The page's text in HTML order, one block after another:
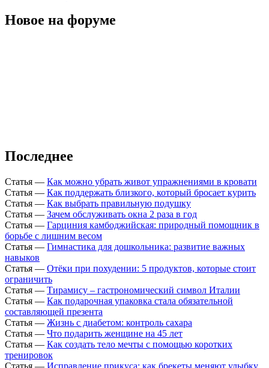
Новое на форуме
Последнее
Статья — Как можно убрать живот упражнениями в кровати
Статья — Как поддержать близкого, который бросает курить
Статья — Как выбрать правильную подушку
Статья — Зачем обслуживать окна 2 раза в год
Статья — Гарциния камбоджийская: природный помощник в
борьбе с лишним весом
Статья — Гимнастика для дошкольника: развитие важных
навыков
Статья — Отёки при похудении: 5 продуктов, которые стоит
ограничить
Статья — Тирамису – гастрономический символ Италии
Статья — Как подарочная упаковка стала обязательной
составляющей презента
Статья — Жизнь с диабетом: контроль сахара
Статья — Что подарить женщине на 45 лет
Статья — Как создать тело мечты с помощью коротких
тренировок